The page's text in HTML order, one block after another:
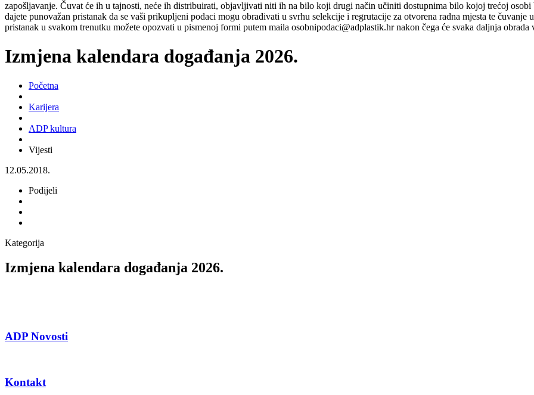
zapošljavanje. Čuvat će ih u tajnosti, neće ih distribuirati, objavljivati niti ih na bilo koji drugi način učiniti dostupnima bilo kojoj trećoj osobi
dajete punovažan pristanak da se vaši prikupljeni podaci mogu obrađivati u svrhu selekcije i regrutacije za otvorena radna mjesta te
pristanak u svakom trenutku možete opozvati u pismenoj formi putem maila osobnipodaci@adplastik.hr nakon čega će svaka daljnja
Izmjena kalendara događanja 2026.
Početna
Karijera
ADP kultura
Vijesti
12.05.2018.
Podijeli
Kategorija
Izmjena kalendara događanja 2026.
ADP Novosti
Kontakt